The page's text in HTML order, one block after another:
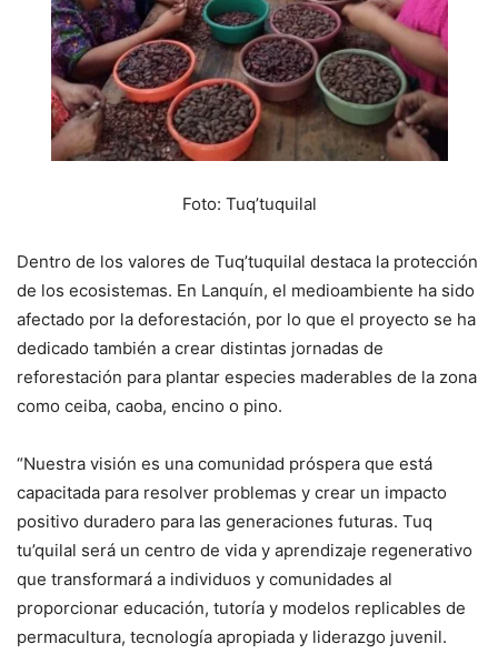
Foto: Tuq’tuquilal
Dentro de los valores de Tuq’tuquilal destaca la protección
de los ecosistemas. En Lanquín, el medioambiente ha sido
afectado por la deforestación, por lo que el proyecto se ha
dedicado también a crear distintas jornadas de
reforestación para plantar especies maderables de la zona
como ceiba, caoba, encino o pino.
“Nuestra visión es una comunidad próspera que está
capacitada para resolver problemas y crear un impacto
positivo duradero para las generaciones futuras. Tuq
tu’quilal será un centro de vida y aprendizaje regenerativo
que transformará a individuos y comunidades al
proporcionar educación, tutoría y modelos replicables de
permacultura, tecnología apropiada y liderazgo juvenil.